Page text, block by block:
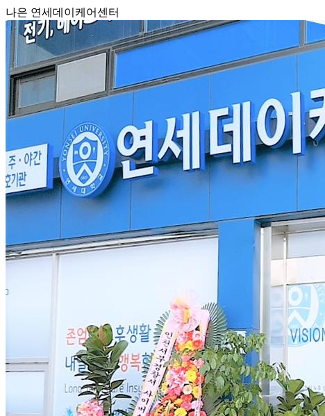
나은 연세데이케어센터